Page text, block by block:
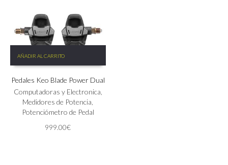
AÑADIR AL CARRITO
Pedales Keo Blade Power Dual
Computadoras y Electronica,
Medidores de Potencia,
Potenciómetro de Pedal
999.00€